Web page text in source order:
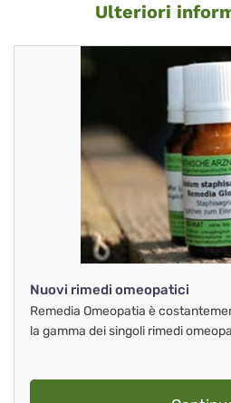
Ulteriori
Nuovi rimedi omeopatici
Remedia Omeopatia è
la gamma dei singoli rimedi